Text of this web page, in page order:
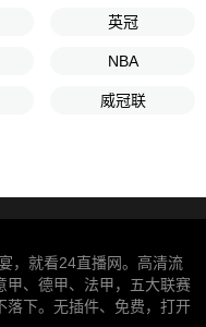
英冠
NBA
威冠联
，就看24直播网。高清流
、德甲、法甲，五大联赛
落下。无插件、免费，打开